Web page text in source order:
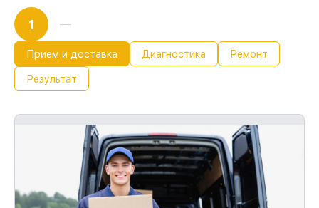
1
Прием и доставка Диагностика Ремонт
Результат